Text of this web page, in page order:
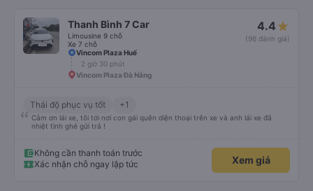
Thanh Bình 7 Car
Limousine 9 chỗ
Xe 7 chỗ
4.4
(96 đánh giá)
Vincom Plaza Huế
2 giờ 30 phút
Vincom Plaza Đà Nẵng
Thái độ phục vụ tốt +1
Cảm ơn lái xe, tôi tới nơi con gái quên diện thoại trên xe và anh lái xe đã
nhiệt tình ghé gửi trả !
Không cần thanh toán trước
Xác nhận chỗ ngay lập tức
Xem giá